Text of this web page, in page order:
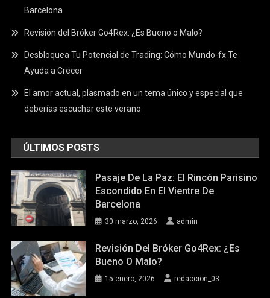
Barcelona
Revisión del Bróker Go4Rex: ¿Es Bueno o Malo?
Desbloquea Tu Potencial de Trading: Cómo Mundo-fx Te
Ayuda a Crecer
El amor actual, plasmado en un tema único y especial que
deberías escuchar este verano
ÚLTIMOS POSTS
Pasaje De La Paz: El Rincón Parisino
Escondido En El Vientre De
Barcelona
30 marzo, 2026 admin
Revisión Del Bróker Go4Rex: ¿Es
Bueno O Malo?
15 enero, 2026 redaccion_03